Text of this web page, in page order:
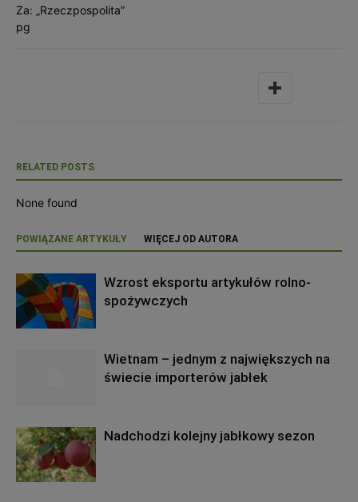
Za: „Rzeczpospolita”
pg
RELATED POSTS
None found
POWIĄZANE ARTYKUŁY WIĘCEJ OD AUTORA
Wzrost eksportu artykułów rolno-
spożywczych
Wietnam – jednym z największych na
świecie importerów jabłek
Nadchodzi kolejny jabłkowy sezon